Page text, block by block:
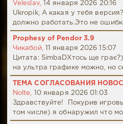
Veleslav,
14 января 2026 20:16
Ukropik, А какая у тебя
должно работать.Это не
Prophesy of Pendor 3.9
Чикабой,
11 января 2026 15:07
Цитата: SimbaDХтось ще
на ультра графике можно, но
ТЕМА СОГЛАСОВАНИЯ
Nolte,
10 января 2026 01:03
Здравствуйте! Покурив
том числе) я обнаружил что